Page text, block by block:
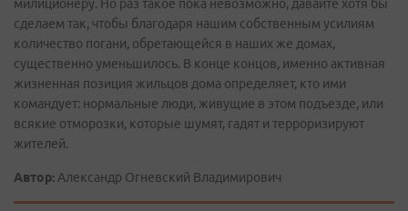
милиционеру. Но раз такое пока невозможно, давайте хотя бы
сделаем так, чтобы благодаря нашим собственным усилиям
количество погани, обретающейся в наших же домах,
существенно уменьшилось. В конце концов, именно активная
жизненная позиция жильцов дома определяет, кто ими
командует: нормальные люди, живущие в этом подъезде, или
всякие отморозки, которые шумят, гадят и терроризируют
жителей.
Автор: Александр Огневский Владимирович